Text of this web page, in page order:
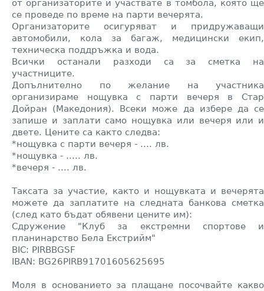
от организаторите и участвате в томбола, която ще
се проведе по време на парти вечерята.
Организаторите осигуряват и придружаващи
автомобили, кола за багаж, медицински екип,
техническа поддръжка и вода.
Всички останали разходи са за сметка на
участниците.
Допълнително по желание на участника
организираме нощувка с парти вечеря в Стар
Дойран (Македония). Всеки може да избере да се
запише и заплати само нощувка или вечеря или и
двете. Цените са както следва:
*нощувка с парти вечеря - .... лв.
*нощувка - ..... лв.
*вечеря - .... лв.
Таксата за участие, както и нощувката и вечерята
можете да заплатите на следната банкова сметка
(след като бъдат обявени цените им):
Сдружение "Клуб за екстремни спортове и
планинарство Бела Екстрийм"
BIC: PIRBBGSF
IBAN: BG26PIRB91701605625695
Моля в основанието за плащане посочвайте какво